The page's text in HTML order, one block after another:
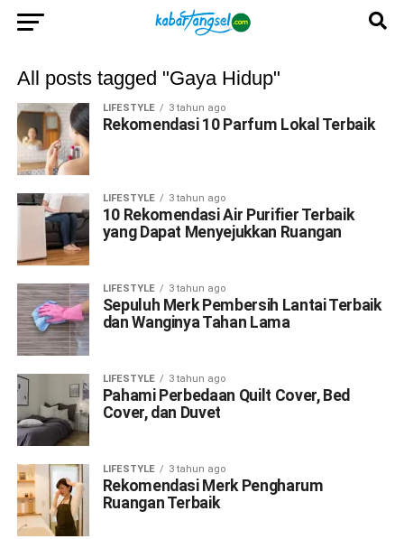
All posts tagged "Gaya Hidup"
LIFESTYLE 3 tahun ago
Rekomendasi 10 Parfum Lokal Terbaik
LIFESTYLE 3 tahun ago
10 Rekomendasi Air Purifier Terbaik
yang Dapat Menyejukkan Ruangan
LIFESTYLE 3 tahun ago
Sepuluh Merk Pembersih Lantai Terbaik
dan Wanginya Tahan Lama
LIFESTYLE 3 tahun ago
Pahami Perbedaan Quilt Cover, Bed
Cover, dan Duvet
LIFESTYLE 3 tahun ago
Rekomendasi Merk Pengharum
Ruangan Terbaik